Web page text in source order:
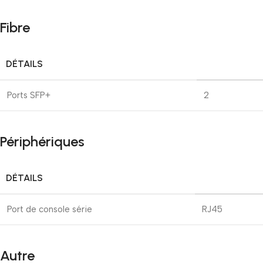
Fibre
DÉTAILS
Ports SFP+ 2
Périphériques
DÉTAILS
Port de console série RJ45
Autre